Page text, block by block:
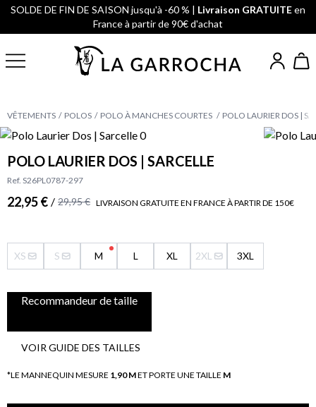
SOLDE DE FIN DE SAISON jusqu'à -60 % | Livraison GRATUITEen
France à partir de 90€ d'achat
VÊTEMENTS POLOS POLO À MANCHES COURTES POLO LAURIER DOS |
POLO LAURIER DOS | SARCELLE
Ref. S26PL0787-297
22,95 € / 29,95 € LIVRAISON GRATUITE EN FRANCE À PARTIR DE 150€
XS S M L XL 2XL 3XL
Recommandeur de taille
VOIR GUIDE DES TAILLES
*LE MANNEQUIN MESURE 1,90 MET PORTE UNE TAILLE M